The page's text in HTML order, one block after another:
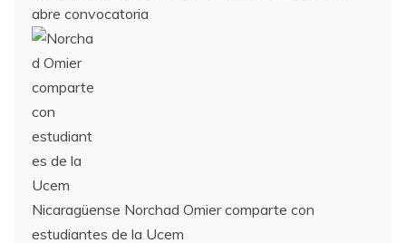
abre convocatoria
Nicaragüense Norchad Omier comparte con
estudiantes de la Ucem